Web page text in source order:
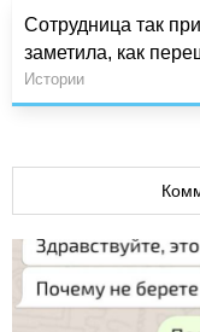
Сотрудница так
заметила, как
Истории